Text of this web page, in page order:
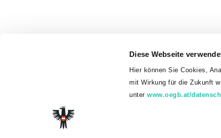
Diese Webseite
Hier können Sie Cookies,
mit Wirkung für die Zukunft
unterwww.oegb.at/